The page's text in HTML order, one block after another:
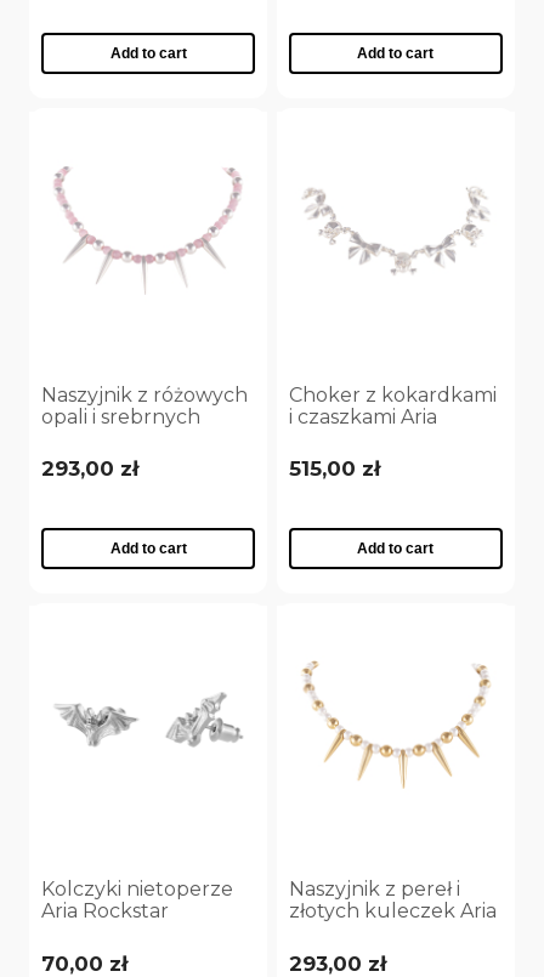
Add to cart Add to cart
Naszyjnik z różowych
opali i srebrnych
Princess Collection
(C25/NUT/10AG)
293,00 zł
Add to cart
Choker z kokardkami
i czaszkami Aria
(C25/NUT/16AG)
515,00 zł
Add to cart
Kolczyki nietoperze
Aria Rockstar
(P25/NUT/06AG)
70,00 zł
Naszyjnik z pereł i
złotych kuleczek Aria
(C25/NUT/15AU)
293,00 zł